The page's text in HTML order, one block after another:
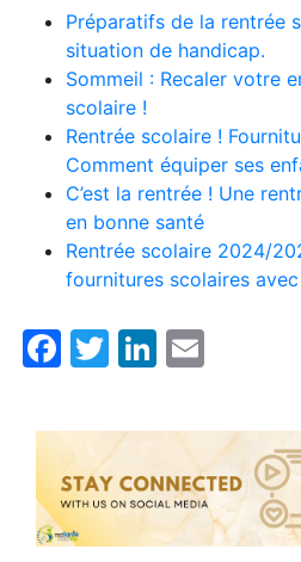
Préparatifs de la rentrée
situation de handicap.
Sommeil : Recaler votre
scolaire !
Rentrée scolaire !
Comment équiper ses
C’est la rentrée ! Une
en bonne santé
Rentrée scolaire 2024/
fournitures scolaires
Facebook
TwitterLinkedIn